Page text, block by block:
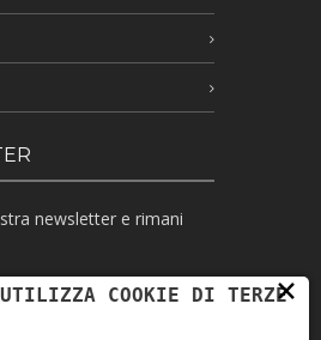
newsletter e rimani
×
UTILIZZA COOKIE DI TERZE